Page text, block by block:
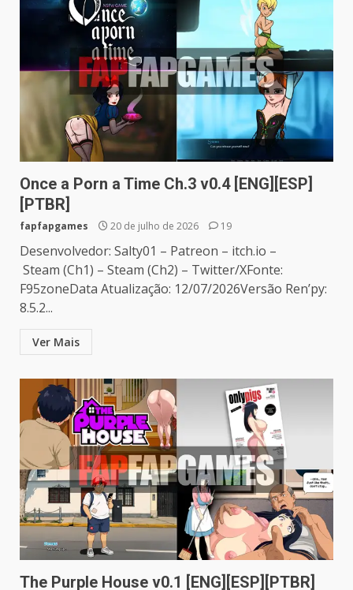
Once a Porn a Time Ch.3 v0.4 [ENG][ESP]
[PTBR]
fapfapgames 20 de julho de 2026 19
Desenvolvedor: Salty01 – Patreon – itch.io –
Steam (Ch1) – Steam (Ch2) – Twitter/XFonte:
F95zoneData Atualização: 12/07/2026Versão Ren’py:
8.5.2...
Ver Mais
The Purple House v0.1 [ENG][ESP][PTBR]